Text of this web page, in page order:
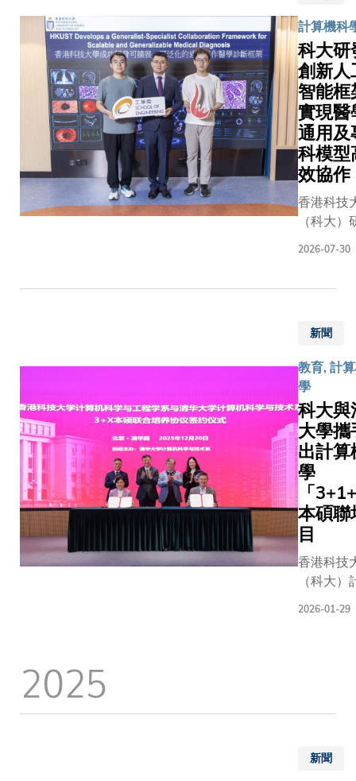
計算機科
科大研
創新人
智能框
實現醫
通用及
科模型
效協作
香港科技
（科大）
（
GSCo）
現了醫學
基礎模型
科模型在
診斷任務
效協作。
結果顯示
GSCo在
影像診斷
覺問答及
報告生成
項任務的
降低訓練
全新臨床
2026-07-30
新聞
教育, 計
學
科大與
大學攜
出計算
學
「
本碩聯
目
香港科技
（科大）
年開展
碩聯培項
2026-01-29
2025
新聞